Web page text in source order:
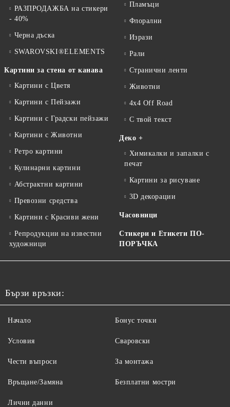
РАЗПРОДАЖБА на стикери
- 40%
Черна дъска
SWAROVSKI®ELEMENTS
Картини за стена от канава
Картини с Цветя
Картини с Пейзажи
Картини с Градски пейзажи
Картини с Животни
Ретро картини
Кулинарни картини
Абстрактни картини
Превозни средства
Картини с Красиви жени
Репродукции на известни
художници
Пламъци
Флорални
Изрази
Рали
Странични ленти
Животни
4x4 Off Road
С твой текст
Деко +
Химикалки и запалки с
печат
Картини за рисуване
3D декорации
Часовници
Стикери и Етикети ПО-
ПОРЪЧКА
Бързи връзки:
Начало
Условия
Чести въпроси
Връщане/Замяна
Бонус точки
Сваровски
За монтажа
Безплатни мостри
Лични данни